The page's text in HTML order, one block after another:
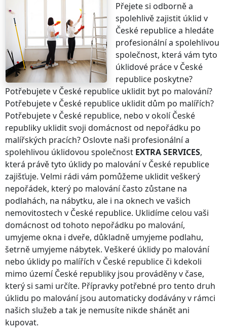
Přejete si odborně a
spolehlivě zajistit úklid v
České republicea hledáte
profesionální a spolehlivou
společnost, která vám tyto
úklidové prácev České
republice poskytne?
Potřebujetev České republice uklidit byt po malování?
Potřebujetev České republice uklidit dům po malířích?
Potřebujetev České republice, nebo v okolíČeské
republiky uklidit svoji domácnost od nepořádku po
malířských pracích? Oslovte naši profesionální a
spolehlivou úklidovou společnost EXTRA SERVICES,
která právě tyto úklidy po malovánív České republice
zajišťuje. Velmi rádi vám pomůžeme uklidit veškerý
nepořádek, který po malování často zůstane na
podlahách, na nábytku, ale i na oknech ve vašich
nemovitostech v České republice. Uklidíme celou vaši
domácnost od tohoto nepořádku po malování,
umyjeme okna i dveře, důkladně umyjeme podlahu,
šetrně umyjeme nábytek. Veškeré úklidy po malování
nebo úklidy po malířích v České republice či kdekoli
mimo území České republiky jsou prováděny v čase,
který si sami určíte. Přípravky potřebné pro tento druh
úklidu po malování jsou automaticky dodávány v rámci
našich služeb a tak je nemusíte nikde shánět ani
kupovat.